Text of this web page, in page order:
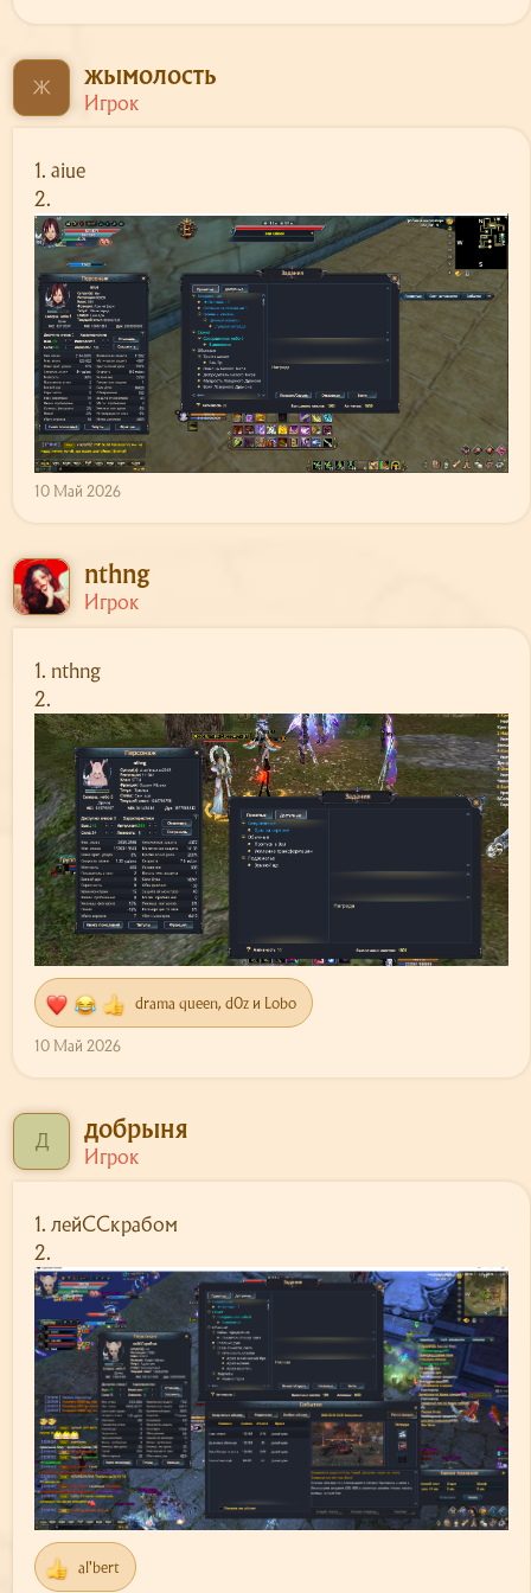
Ж жымолость
Игрок
1. aiue
2.
10 Май 2026
nthng
Игрок
1. nthng
2.
Р
е
а
и
и
drama queen,d0z и Lobo
10 Май 2026
Д добрыня
Игрок
1. лейССкрабом
2.
Р
al'bert